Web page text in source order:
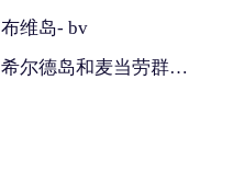
布维岛- bv
希尔德岛和麦当劳群岛- hm